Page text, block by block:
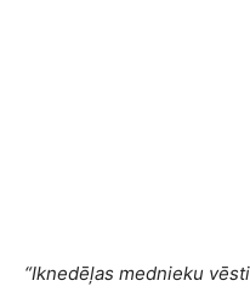
“Iknedēļas mednieku